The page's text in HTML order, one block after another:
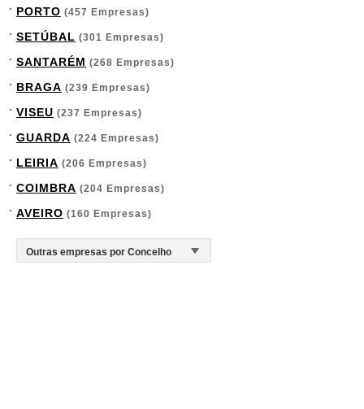
PORTO (457 Empresas)
SETÚBAL (301 Empresas)
SANTARÉM (268 Empresas)
BRAGA (239 Empresas)
VISEU (237 Empresas)
GUARDA (224 Empresas)
LEIRIA (206 Empresas)
COIMBRA (204 Empresas)
AVEIRO (160 Empresas)